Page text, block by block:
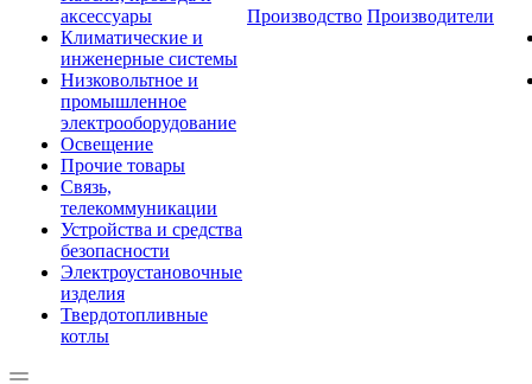
аксессуары
Климатические и
инженерные системы
Низковольтное и
промышленное
электрооборудование
Освещение
Прочие товары
Связь,
телекоммуникации
Устройства и средства
безопасности
Электроустановочные
изделия
Твердотопливные
котлы
Производство Производители